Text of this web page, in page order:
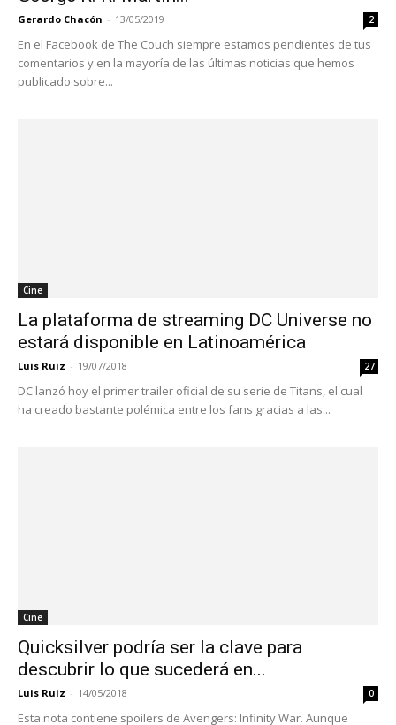
Gerardo Chacón - 13/05/2019 2
En el Facebook de The Couch siempre estamos pendientes de tus
comentarios y en la mayoría de las últimas noticias que hemos
publicado sobre...
Cine
La plataforma de streaming DC Universe no
estará disponible en Latinoamérica
Luis Ruiz - 19/07/2018 27
DC lanzó hoy el primer trailer oficial de su serie de Titans, el cual
ha creado bastante polémica entre los fans gracias a las...
Cine
Quicksilver podría ser la clave para
descubrir lo que sucederá en...
Luis Ruiz - 14/05/2018 0
Esta nota contiene spoilers de Avengers: Infinity War. Aunque